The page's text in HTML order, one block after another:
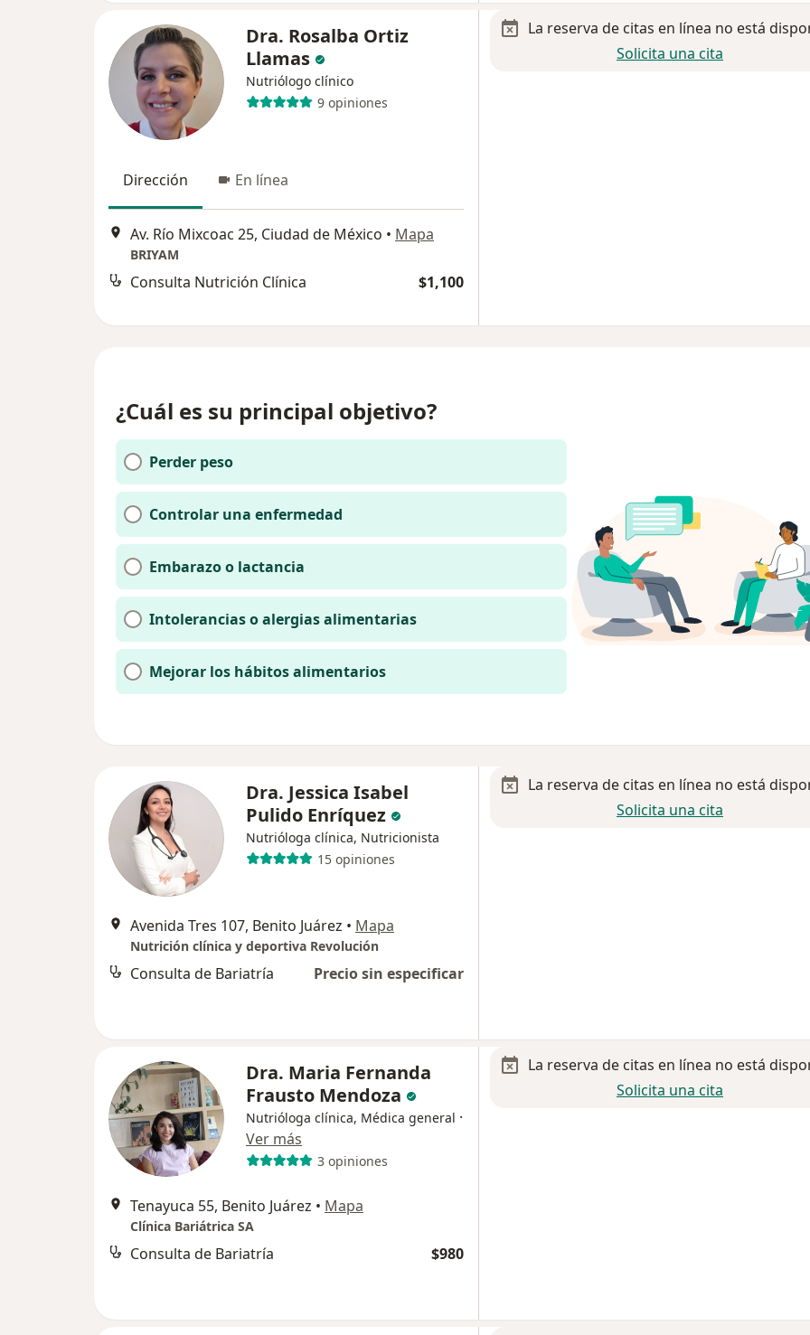
Dra. Rosalba Ortiz
Llamas
Nutriólogo clínico
9 opiniones
Dirección En línea
Av. Río Mixcoac 25, Ciudad de México • Mapa
BRIYAM
Consulta Nutrición Clínica $1,100
La reserva de citas en línea no está
Solicita una cita
¿Cuál es su principal objetivo?
Perder peso
Controlar una enfermedad
Embarazo o lactancia
Intolerancias o alergias alimentarias
Mejorar los hábitos alimentarios
Dra. Jessica Isabel
Pulido Enríquez
Nutrióloga clínica, Nutricionista
15 opiniones
Avenida Tres 107, Benito Juárez • Mapa
Nutrición clínica y deportiva Revolución
Consulta de Bariatría Precio sin especificar
La reserva de citas en línea no está
Solicita una cita
Dra. Maria Fernanda
Frausto Mendoza
Nutrióloga clínica, Médica general ·
Ver más
3 opiniones
Tenayuca 55, Benito Juárez • Mapa
Clínica Bariátrica SA
Consulta de Bariatría $980
La reserva de citas en línea no está
Solicita una cita